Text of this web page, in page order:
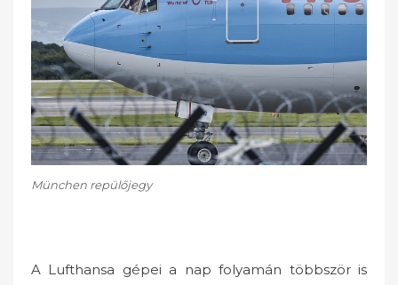
München repülőjegy
A Lufthansa gépei a nap folyamán többször is